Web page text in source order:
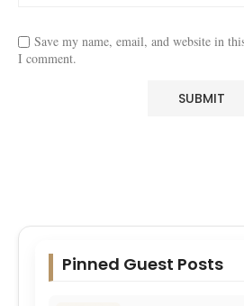
Save my name, email, and website in
I comment.
Pinned Guest Posts